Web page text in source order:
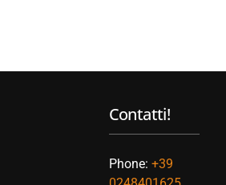
Contatti!
Phone: +39